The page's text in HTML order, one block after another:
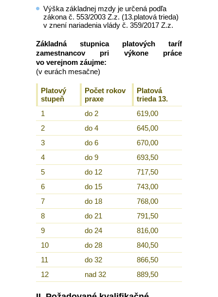
Výška základnej mzdy je určená podľa
zákona č. 553/2003 Z.z. (13.platová trieda)
v znení nariadenia vlády č. 359/2017 Z.z.
Základná stupnica platových taríf
zamestnancov pri výkone práce
vo verejnom záujme:
(v eurách mesačne)
Platový
stupeň
Počet rokov
praxe
Platová
trieda 13.
1
do 2
619,00
2
do 4
645,00
3
do 6
670,00
4
do 9
693,50
5
do 12
717,50
6
do 15
743,00
7
do 18
768,00
8
do 21
791,50
9
do 24
816,00
10
do 28
840,50
11
do 32
866,50
12
nad 32 889,50